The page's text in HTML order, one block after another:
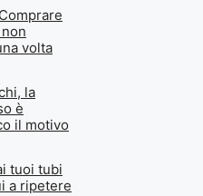
volta
la
è
il motivo
tuoi tubi
a ripetere